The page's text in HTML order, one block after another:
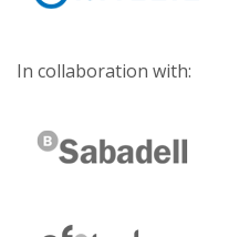
In collaboration with: